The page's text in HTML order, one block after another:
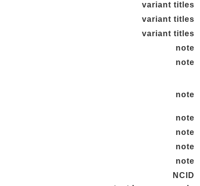
variant titles
variant titles
variant titles
note
note
note
note
note
note
note
NCID